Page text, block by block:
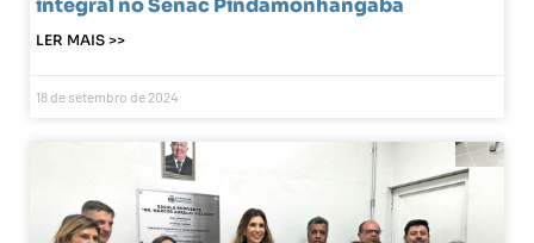
integral no Senac Pindamonhangaba
LER MAIS >>
18 de setembro de 2024